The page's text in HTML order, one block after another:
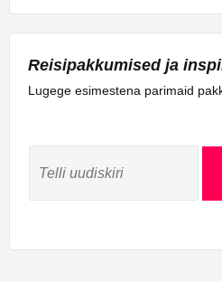
Reisipakkumised ja
Lugege esimestena parimaid